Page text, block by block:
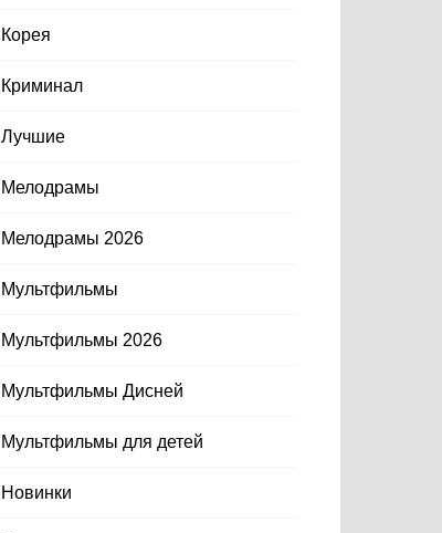
Корея
Криминал
Лучшие
Мелодрамы
Мелодрамы 2026
Мультфильмы
Мультфильмы 2026
Мультфильмы Дисней
Мультфильмы для детей
Новинки